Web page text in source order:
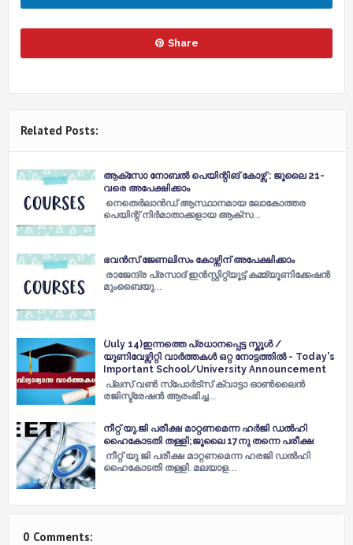
Share
Related Posts:
ആക്‌സോ നോബല്‍ പെയിന്റിങ് കോഴ്സ് : ജൂലൈ 21-
വരെ അപേക്ഷിക്കാം
നെതെര്‍ലാന്‍ഡ് ആസ്ഥാനമായ ലോകോത്തര
പെയിന്റ് നിര്‍മാതാക്കളായ ആക്‌സ…
ഭവന്‍സ് ജേണലിസം കോഴ്സിന് അപേക്ഷിക്കാം
രാജേന്ദ്ര പ്രസാദ് ഇന്‍സ്റ്റിറ്റ്യൂട്ട് കമ്മ്യൂണിക്കേഷന്‍
മുംബൈയു…
(July 14)ഇന്നത്തെ പ്രധാനപ്പെട്ട സ്കൂൾ /
യൂണിവേഴ്സിറ്റി വാർത്തകൾ ഒറ്റ നോട്ടത്തിൽ - Today's
Important School/University Announcement
പ്ലസ് വണ്‍ സ്പോര്‍ട്സ് ക്വാട്ടാ ഓണ്‍ലൈന്‍
രജിസ്ട്രേഷന്‍ ആരംഭിച്ച…
നീറ്റ് യു.ജി പരീക്ഷ മാറ്റണമെന്ന ഹര്‍ജി ഡല്‍ഹി
ഹൈകോടതി തള്ളി;ജൂലൈ 17നു തന്നെ പരീക്ഷ
നീറ്റ് യു.ജി പരീക്ഷ മാറ്റണമെന്ന ഹരജി ഡല്‍ഹി
ഹൈകോടതി തള്ളി. മലയാള…
0 Comments: